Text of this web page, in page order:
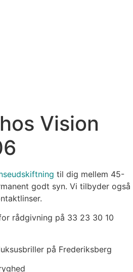
Vision
til dig mellem 45-
godt syn. Vi tilbyder også
rådgivning på 33 23 30 10
på Frederiksberg